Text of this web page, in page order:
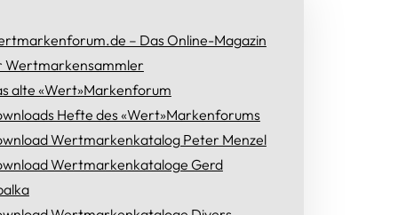
– Das Online-Magazin
Wertmarkensammler
alte «Wert»Markenforum
Hefte des «Wert»Markenforums
Wertmarkenkatalog Peter Menzel
Wertmarkenkataloge Gerd